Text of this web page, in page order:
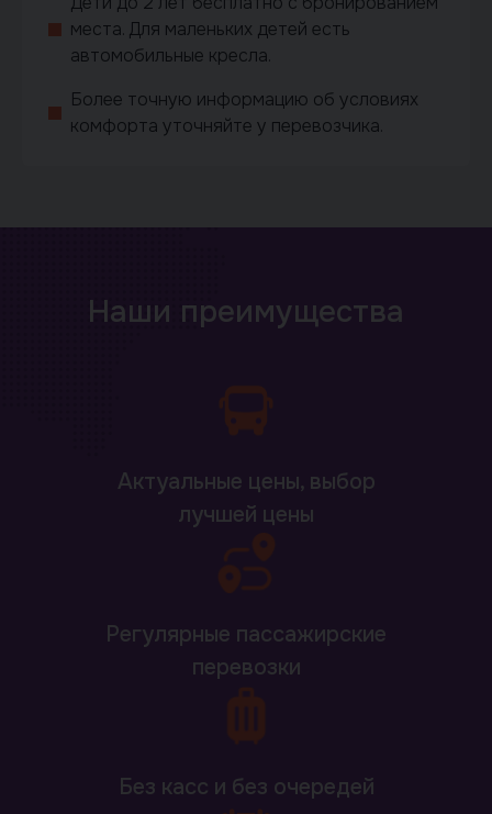
места. Для маленьких детей есть
автомобильные кресла.
Более точную информацию об условиях
комфорта уточняйте у перевозчика.
Наши преимущества
Актуальные цены, выбор
лучшей цены
Регулярные пассажирские
перевозки
Без касс и без очередей